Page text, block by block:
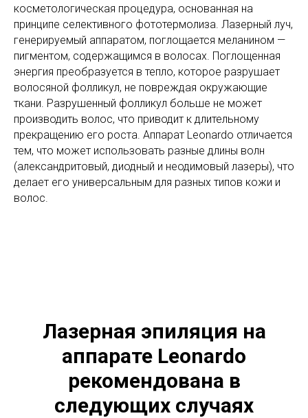
косметологическая процедура, основанная на
принципе селективного фототермолиза. Лазерный луч,
генерируемый аппаратом, поглощается меланином —
пигментом, содержащимся в волосах. Поглощенная
энергия преобразуется в тепло, которое разрушает
волосяной фолликул, не повреждая окружающие
ткани. Разрушенный фолликул больше не может
производить волос, что приводит к длительному
прекращению его роста. Аппарат Leonardo отличается
тем, что может использовать разные длины волн
(александритовый, диодный и неодимовый лазеры), что
делает его универсальным для разных типов кожи и
волос.
Лазерная эпиляция на
аппарате Leonardo
рекомендована в
следующих случаях